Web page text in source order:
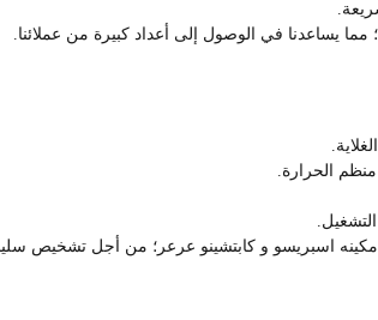
يساعدنا في الوصول إلى أعداد كبيرة من عملائنا.
الحرارة.
اسبريسو و كابتشينو عرعر؛ من أجل تشخيص